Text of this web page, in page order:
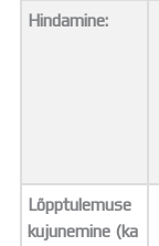
Hindamine:
Lõpptulemuse
kujunemine (ka